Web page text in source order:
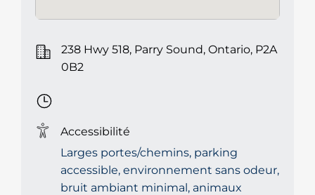
238 Hwy 518, Parry Sound, Ontario, P2A
0B2
Accessibilité
Larges portes/chemins, parking
accessible, environnement sans odeur,
bruit ambiant minimal, animaux